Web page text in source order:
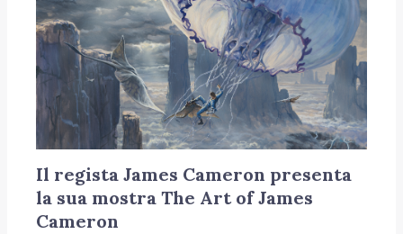
Il regista James Cameron presenta
la sua mostra The Art of James
Cameron